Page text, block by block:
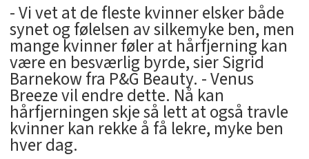
- Vi vet at de fleste kvinner elsker både
synet og følelsen av silkemyke ben, men
mange kvinner føler at hårfjerning kan
være en besværlig byrde, sier Sigrid
Barnekow fra P&G Beauty. - Venus
Breeze vil endre dette. Nå kan
hårfjerningen skje så lett at også travle
kvinner kan rekke å få lekre, myke ben
hver dag.